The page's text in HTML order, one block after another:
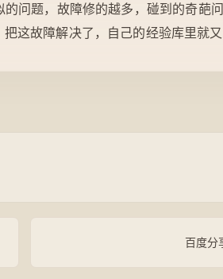
问题，故障修的越多，碰到的奇葩
这故障解决了，自己的经验库里就又
百度分